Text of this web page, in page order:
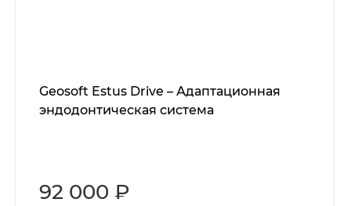
Geosoft Estus Drive – Адаптационная
эндодонтическая система
92 000 ₽